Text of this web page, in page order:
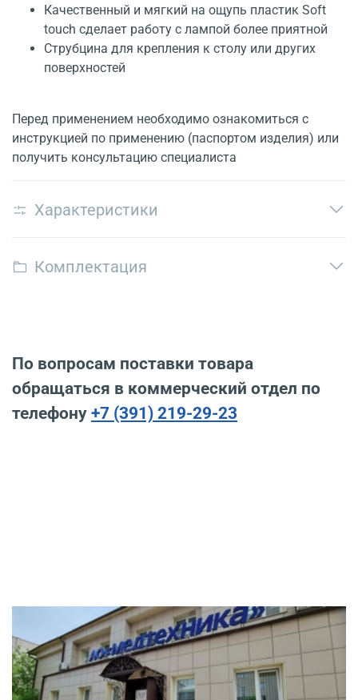
Качественный и мягкий на ощупь пластик Soft
touch сделает работу с лампой более приятной
Струбцина для крепления к столу или других
поверхностей
Перед применением необходимо ознакомиться с
инструкцией по применению (паспортом изделия) или
получить консультацию специалиста
Характеристики
Комплектация
По вопросам поставки товара
обращаться в коммерческий отдел по
телефону +7 (391) 219-29-23